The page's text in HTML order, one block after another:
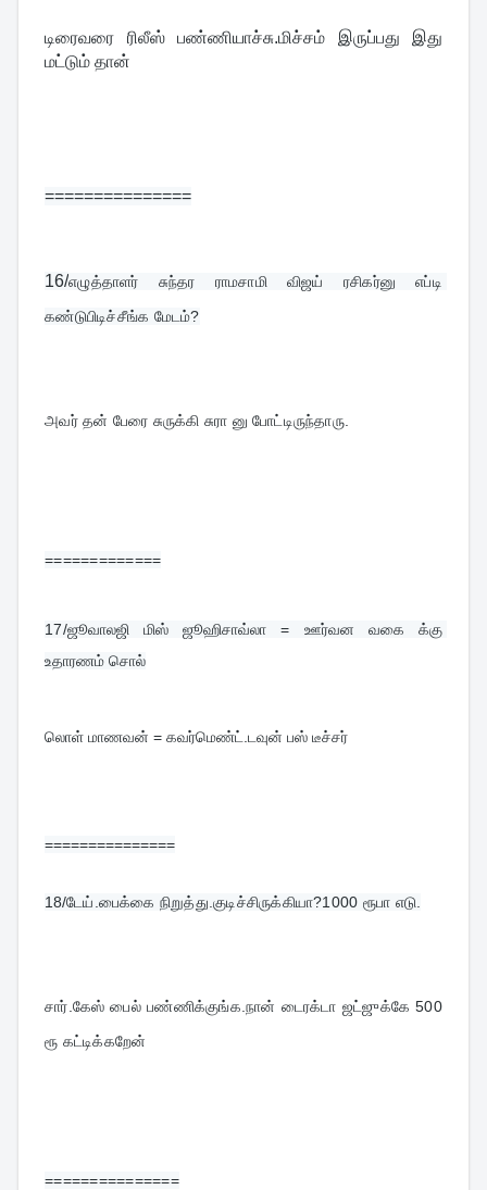
டிரைவரை ரிலீஸ் பண்ணியாச்சு.மிச்சம் இருப்பது இது
மட்டும் தான்
===============
16/எழுத்தாளர் சுந்தர ராமசாமி விஜய் ரசிகர்னு எப்டி
கண்டுபிடிச்சீங்க மேடம்?
அவர் தன் பேரை சுருக்கி சுரா னு போட்டிருந்தாரு.
=============
17/ஜூவாலஜி மிஸ் ஜூஹிசாவ்லா = ஊர்வன வகை க்கு
உதாரணம் சொல்
லொள் மாணவன் = கவர்மெண்ட்.டவுன் பஸ் டீச்சர்
===============
18/டேய்.பைக்கை நிறுத்து.குடிச்சிருக்கியா?1000 ரூபா எடு.
சார்.கேஸ் பைல் பண்ணிக்குங்க.நான் டைரக்டா ஜட்ஜுக்கே 500
ரூ கட்டிக்கறேன்
===============